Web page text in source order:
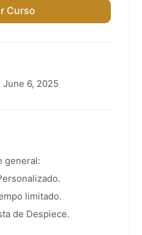
Curso
6, 2025
general:
limitado.
de Despiece.